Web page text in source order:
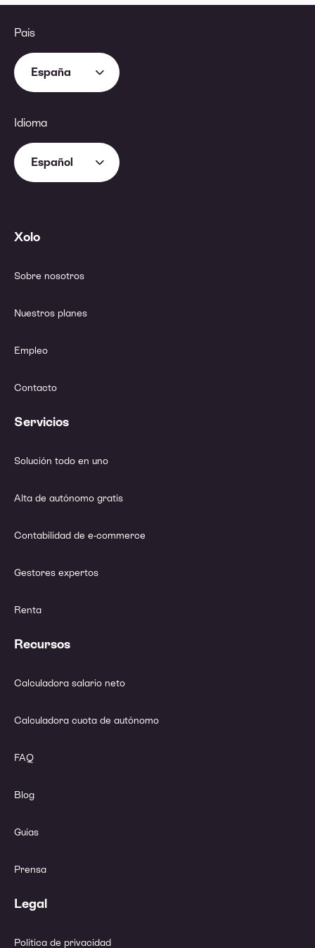
País
España
Idioma
Español
Xolo
Sobre nosotros
Nuestros planes
Empleo
Contacto
Servicios
Solución todo en uno
Alta de autónomo gratis
Contabilidad de e-commerce
Gestores expertos
Renta
Recursos
Calculadora salario neto
Calculadora cuota de autónomo
FAQ
Blog
Guías
Prensa
Legal
Política de privacidad